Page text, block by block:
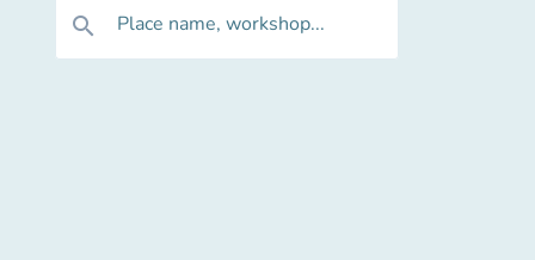
search Place name, workshop...